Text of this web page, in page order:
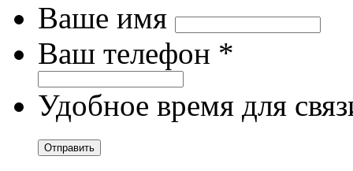
Ваше имя
Ваш телефон *
Удобное время для